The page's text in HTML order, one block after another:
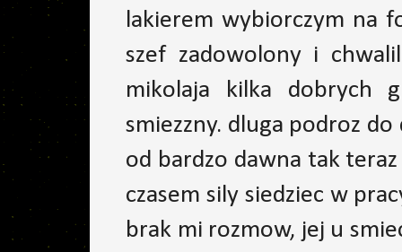
lakierem wybiorczym na
szef zadowolony i
mikolaja kilka dobrych
smiezzny. dluga podroz
od bardzo dawna tak
czasem sily siedziec w
brak mi rozmow, jej u